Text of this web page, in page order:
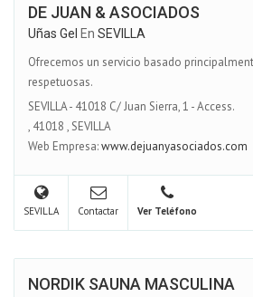
DE JUAN & ASOCIADOS
Uñas Gel En SEVILLA
Ofrecemos un servicio basado
respetuosas.
SEVILLA - 41018 C/ Juan Sierra, 1 - Access.
, 41018 ,SEVILLA
Web Empresa:www.dejuanyasociados.com
SEVILLA Contactar Ver Teléfono
NORDIK SAUNA MASCULINA